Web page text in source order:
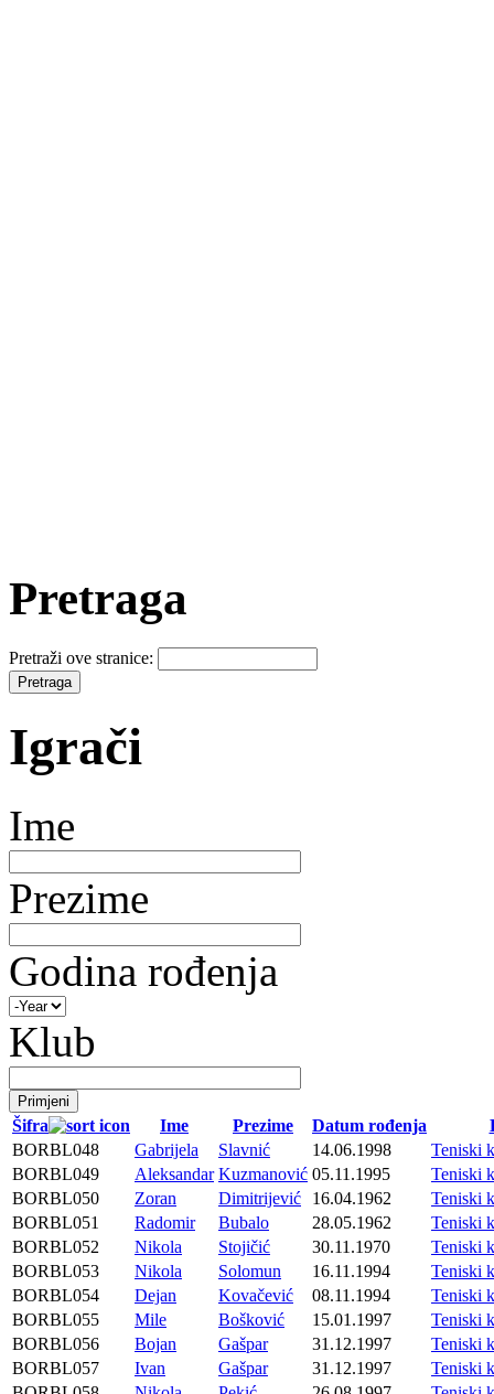
Pretraga
Pretraži ove stranice:
Igrači
Ime
Prezime
Godina rođenja
Klub
Šifra Ime Prezime Datum rođenja
BORBL048
Gabrijela Slavnić 14.06.1998
Teniski
BORBL049
Aleksandar Kuzmanović 05.11.1995
Teniski
BORBL050
Zoran Dimitrijević 16.04.1962
Teniski
BORBL051
Radomir Bubalo 28.05.1962
Teniski
BORBL052
Nikola Stojičić 30.11.1970
Teniski
BORBL053
Nikola Solomun 16.11.1994
Teniski
BORBL054
Dejan Kovačević 08.11.1994
Teniski
BORBL055
Mile Bošković 15.01.1997
Teniski
BORBL056
Bojan Gašpar 31.12.1997
Teniski
BORBL057
Ivan Gašpar 31.12.1997
Teniski